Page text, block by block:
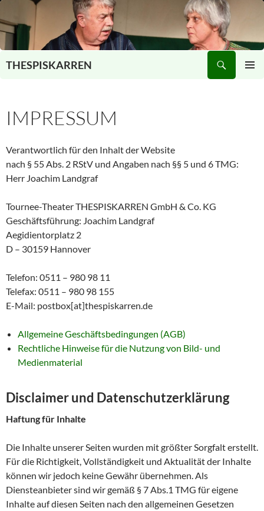
Zum
Inhalt
springen
THESPISKARREN
IMPRESSUM
Verantwortlich für den Inhalt der Website
nach § 55 Abs. 2 RStV und Angaben nach §§ 5 und 6 TMG:
Herr Joachim Landgraf
Tournee-Theater THESPISKARREN GmbH & Co. KG
Geschäftsführung: Joachim Landgraf
Aegidientorplatz 2
D – 30159 Hannover
Telefon: 0511 – 980 98 11
Telefax: 0511 – 980 98 155
E-Mail: postbox[at]thespiskarren.de
Allgemeine Geschäftsbedingungen (AGB)
Rechtliche Hinweise für die Nutzung von Bild- und
Medienmaterial
Disclaimer und Datenschutzerklärung
Haftung für Inhalte
Die Inhalte unserer Seiten wurden mit größter Sorgfalt erstellt.
Für die Richtigkeit, Vollständigkeit und Aktualität der Inhalte
können wir jedoch keine Gewähr übernehmen. Als
Diensteanbieter sind wir gemäß § 7 Abs.1 TMG für eigene
Inhalte auf diesen Seiten nach den allgemeinen Gesetzen